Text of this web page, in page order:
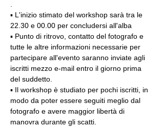
▪️ L'inizio stimato del workshop sarà tra le
22.30 e 00.00 per concludersi all'alba
▪️ Punto di ritrovo, contatto del fotografo e
tutte le altre informazioni necessarie per
partecipare all'evento saranno inviate agli
iscritti mezzo e-mail entro il giorno prima
del suddetto.
▪️ Il workshop è studiato per pochi iscritti, in
modo da poter essere seguiti meglio dal
fotografo e avere maggior libertà di
manovra durante gli scatti.